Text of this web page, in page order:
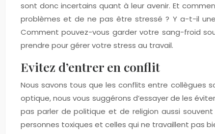
sont donc incertains quant à leur avenir. Et
problèmes et de ne pas être stressé ? Y a-t-il
Comment pouvez-vous garder votre sang-froid
prendre pour gérer votre stress au travail.
Evitez d’entrer en conflit
Nous savons tous que les conflits entre collègues
optique, nous vous suggérons d’essayer de les
pas parler de politique et de religion aussi souvent
personnes toxiques et celles qui ne travaillent pas